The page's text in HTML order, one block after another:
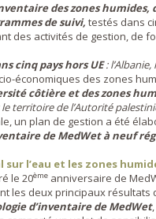
des zones humides,
de suivi, testés dans
des activités de gestion, de
cinq pays hors UE:
économiques des zones
côtière et des zones
territoire de l’Autorité
un plan de gestion a été
de MedWet à neuf
l’eau et les zones
le 20ème anniversaire de
les deux principaux résultats
d’inventaire de MedWet